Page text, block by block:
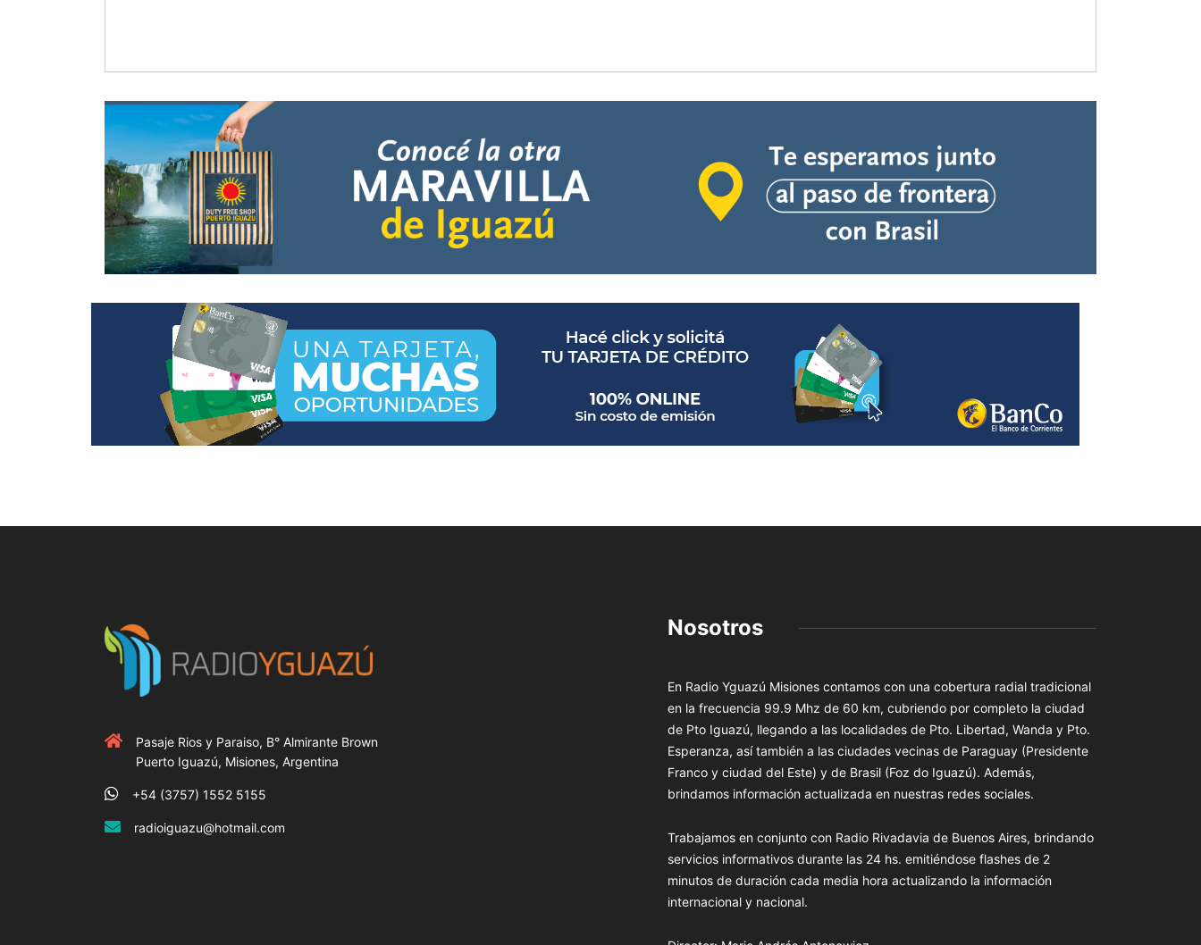
Pasaje Rios y Paraiso, B° Almirante Brown
Puerto Iguazú, Misiones, Argentina
+54 (3757) 1552 5155
radioiguazu@hotmail.com
Nosotros
En Radio Yguazú Misiones contamos con una cobertura radial tradicional
en la frecuencia 99.9 Mhz de 60 km, cubriendo por completo la ciudad
de Pto Iguazú, llegando a las localidades de Pto. Libertad, Wanda y Pto.
Esperanza, así también a las ciudades vecinas de Paraguay (Presidente
Franco y ciudad del Este) y de Brasil (Foz do Iguazú). Además,
brindamos información actualizada en nuestras redes sociales.
Trabajamos en conjunto con Radio Rivadavia de Buenos Aires, brindando
servicios informativos durante las 24 hs. emitiéndose flashes de 2
minutos de duración cada media hora actualizando la información
internacional y nacional.